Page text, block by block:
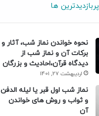
پربازدیدترین ها
نحوه خواندن نماز شب، آثار و
برکات آن و نماز شب از
دیدگاه قرآن،احادیث و بزرگان
اردیبهشت 27, 1401
نماز شب اول قبر یا لیله الدفن
و ثواب و روش های خواندن
آن